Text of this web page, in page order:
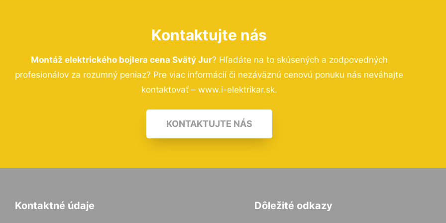
Kontaktujte nás
Montáž elektrického bojlera cena Svätý Jur? Hľadáte na to skúsených a zodpovedných
profesionálov za rozumný peniaz? Pre viac informácií či nezáväznú cenovú ponuku nás neváhajte
kontaktovať – www.i-elektrikar.sk.
KONTAKTUJTE NÁS
Kontaktné údaje Dôležité odkazy